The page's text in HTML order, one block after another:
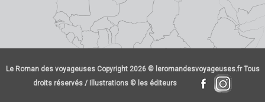
Le Roman des voyageuses Copyright 2026 © leromandesvoyageuses.fr Tous
droits réservés / Illustrations © les éditeurs